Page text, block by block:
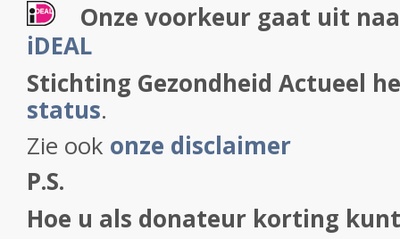
Onze voorkeur gaat uit
iDEAL
Stichting Gezondheid Actueel
status.
Zie ook onze disclaimer
P.S.
Hoe u als donateur korting